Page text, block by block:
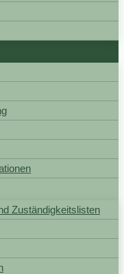
Zuständigkeitslisten